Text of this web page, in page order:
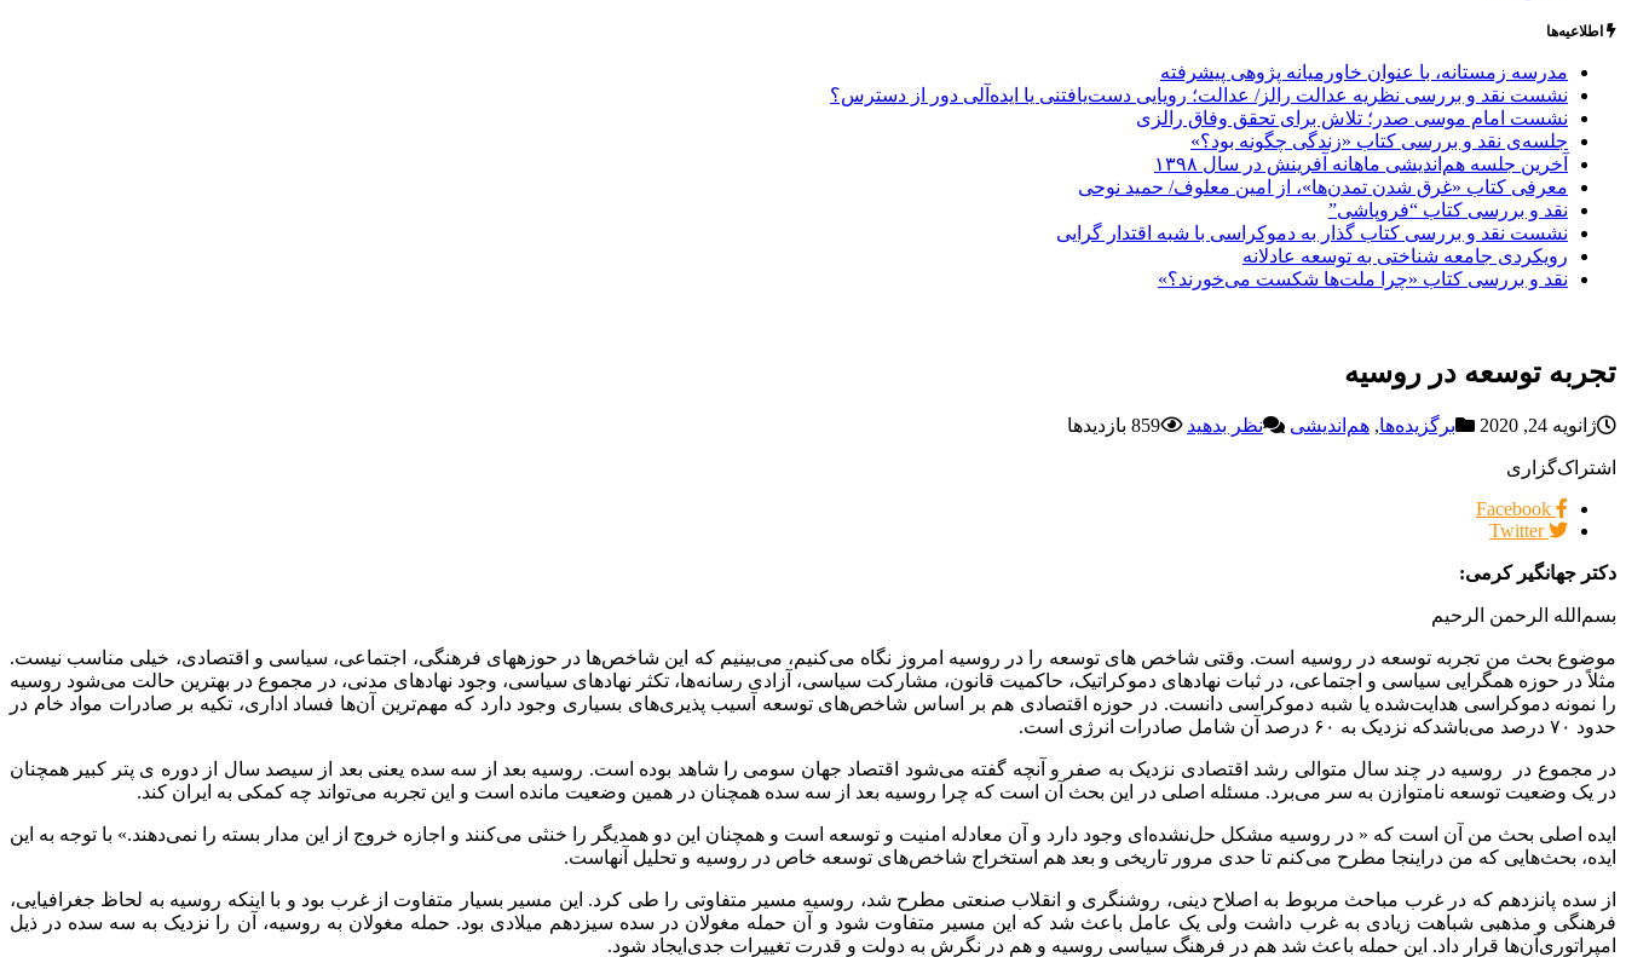
اطلاعیه‌ها
مدرسه زمستانه، با عنوان خاورمیانه پژوهی پیشرفته
نشست نقد و بررسی نظریه عدالت رالز/ عدالت؛ رویایی دست‌یافتنی یا ایده‌آلی دور از دسترس؟
نشست امام موسی صدر؛ تلاش برای تحقق وفاق رالزی
جلسه‌ی نقد و بررسی کتاب «زندگی چگونه بود؟»
آخرین جلسه هم‌اندیشی ماهانه آفرینش در سال ۱۳۹۸
معرفی کتاب «غرق شدن تمدن‌ها»، از امین معلوف/ حمید نوحی
نقد و بررسی کتاب “فروپاشی”
نشست نقد و بررسی کتاب گذار به دموکراسی با شبه اقتدار گرایی
رویکردی جامعه شناختی به توسعه عادلانه
نقد و بررسی کتاب «چرا ملت‌ها شکست می‌خورند؟»
تجربه توسعه در روسیه
ژانویه 24, 2020 برگزیده‌ها, هم‌اندیشی نظر بدهید 859 بازدیدها
اشتراک‌گزاری
Facebook
Twitter
دکتر جهانگیر کرمی:
بسم‌الله الرحمن الرحیم
موضوع بحث من تجربه توسعه در روسیه است. وقتی شاخص های توسعه را در روسیه امروز نگاه می‌کنیم، می‌بینیم که این شاخص‌ها در حوزه­های فرهنگی، اجتماعی، سیاسی و اقتصادی، خیلی مناسب نیست.
مثلاً در حوزه همگرایی سیاسی و اجتماعی، در ثبات نهادهای دموکراتیک، حاکمیت قانون، مشارکت سیاسی، آزادی رسانه‌ها، تکثر نهادهای سیاسی، وجود نهادهای مدنی، در مجموع در بهترین حالت می‌شود روسیه
را نمونه دموکراسی هدایت‌شده یا شبه دموکراسی دانست. در حوزه اقتصادی هم بر اساس شاخص‌های توسعه آسیب‌ پذیری‌های بسیاری وجود دارد که مهم‌ترین آن‌ها فساد اداری، تکیه بر صادرات مواد خام در
حدود ۷۰ درصد می‌باشدکه نزدیک به ۶۰ درصد آن شامل صادرات انرژی است.
در مجموع در روسیه در چند سال متوالی رشد اقتصادی نزدیک به صفر و آنچه گفته می‌شود اقتصاد جهان سومی را شاهد بوده است. روسیه بعد از سه سده یعنی بعد از سیصد سال از دوره ی پتر کبیر همچنان
در یک وضعیت توسعه نامتوازن به سر می‌برد. مسئله اصلی در این بحث آن است که چرا روسیه بعد از سه سده همچنان در همین وضعیت مانده است و این تجربه می‌تواند چه کمکی به ایران کند.
ایده اصلی بحث من آن است که « در روسیه مشکل حل‌نشده‌ای وجود دارد و آن معادله امنیت و توسعه است و همچنان این دو همدیگر را خنثی می‌کنند و اجازه خروج از این مدار بسته را نمی‌دهند.» با توجه به این
ایده، بحث‌هایی که من دراینجا مطرح می‌کنم تا حدی مرور تاریخی و بعد هم استخراج شاخص‌های توسعه خاص در روسیه و تحلیل آنهاست.
از سده پانزدهم که در غرب مباحث مربوط به اصلاح دینی، روشنگری و انقلاب صنعتی مطرح شد، روسیه مسیر متفاوتی را طی کرد. این مسیر بسیار متفاوت از غرب بود و با اینکه روسیه به لحاظ جغرافیایی،
فرهنگی و مذهبی شباهت زیادی به غرب داشت ولی یک عامل باعث شد که این مسیر متفاوت شود و آن حمله مغولان در سده سیزدهم میلادی بود. حمله مغولان به روسیه، آن را نزدیک به سه سده در ذیل
امپراتوری‌آن‌ها قرار داد. این حمله باعث شد هم در فرهنگ سیاسی روسیه و هم در نگرش به دولت و قدرت تغییرات جدی‌ایجاد شود.